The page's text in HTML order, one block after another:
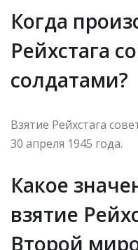
Когда
Рейхстага
солдатами?
Взятие Рейхстага
30 апреля 1945 года.
Какое
взятие
Второй